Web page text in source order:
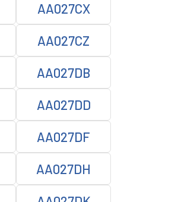
AA027CX
AA027CZ
AA027DB
AA027DD
AA027DF
AA027DH